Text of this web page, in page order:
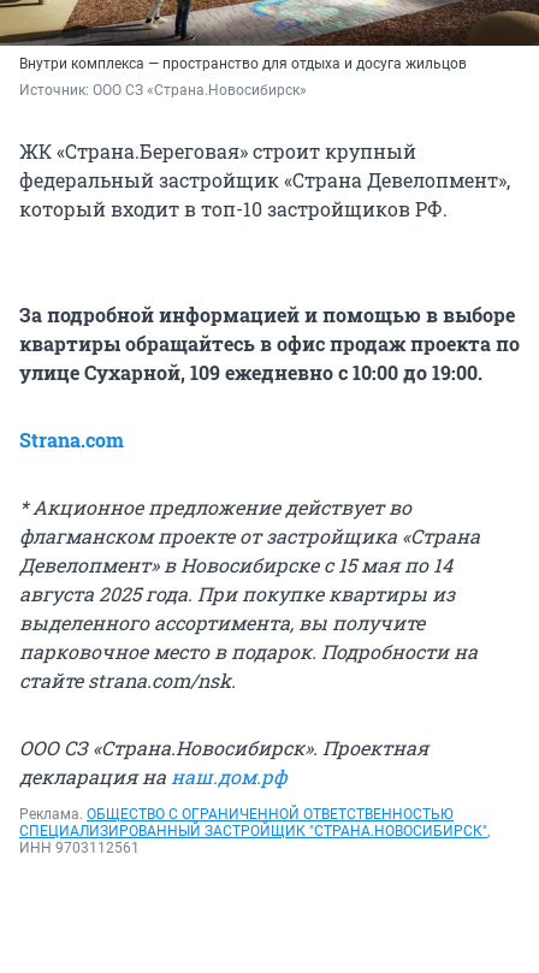
Внутри комплекса — пространство для отдыха и досуга жильцов
Источник: ООО СЗ «Страна.Новосибирск»
ЖК «Страна.Береговая» строит крупный
федеральный застройщик «Страна Девелопмент»,
который входит в топ-10 застройщиков РФ.
За подробной информацией и помощью в выборе
квартиры обращайтесь в офис продаж проекта по
улице Сухарной, 109 ежедневно с 10:00 до 19:00.
Strana.com
* Акционное предложение действует во
флагманском проекте от застройщика «Страна
Девелопмент» в Новосибирске с 15 мая по 14
августа 2025 года. При покупке квартиры из
выделенного ассортимента, вы получите
парковочное место в подарок. Подробности на
стайте strana.com/nsk.
ООО СЗ «Страна.Новосибирск». Проектная
декларация на наш.дом.рф
Реклама. ОБЩЕСТВО С ОГРАНИЧЕННОЙ ОТВЕТСТВЕННОСТЬЮ
СПЕЦИАЛИЗИРОВАННЫЙ ЗАСТРОЙЩИК "СТРАНА.НОВОСИБИРСК",
ИНН 9703112561